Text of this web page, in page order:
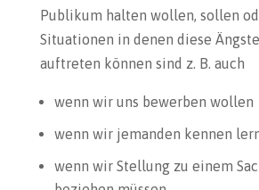
Publikum halten wollen, sollen
Situationen in denen diese
auftreten können sind z. B. auch
wenn wir uns bewerben wollen
wenn wir jemanden kennen
wenn wir Stellung zu einem